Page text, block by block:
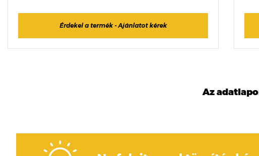
Érdekel a termék - Ajánlatot kérek
Az